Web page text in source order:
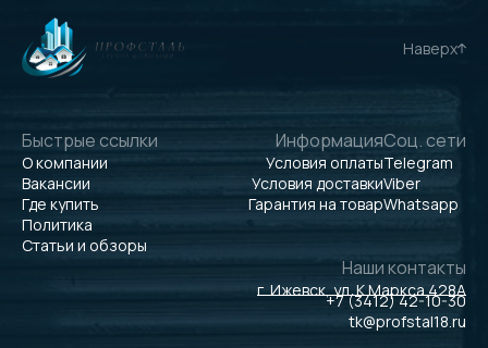
Наверх
Быстрые ссылки
О компании
Вакансии
Где купить
Политика
Статьи и обзоры
Информация
Условия оплаты
Условия доставки
Гарантия на товар
Соц. сети
Telegram
Viber
Whatsapp
Наши контакты
г. Ижевск, ул. К.Маркса 428А
+7 (3412) 42-10-30
tk@profstal18.ru